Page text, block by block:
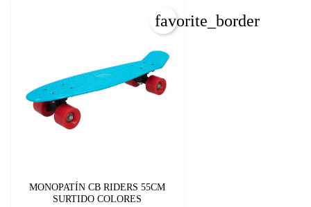
MONOPATÍN CB RIDERS 55CM
SURTIDO COLORES
favorite_border